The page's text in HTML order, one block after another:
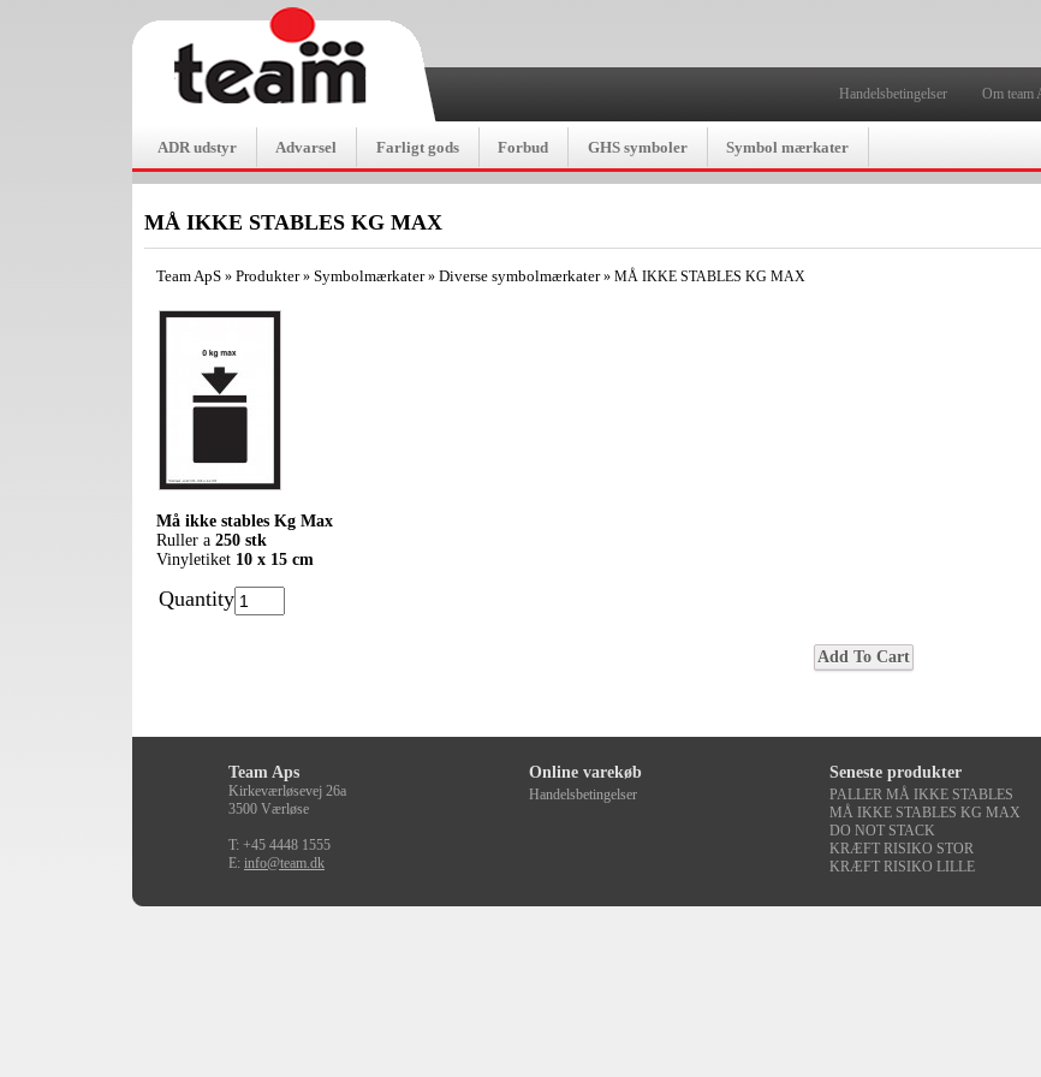
Handelsbetingelser Om team
ADR udstyr Advarsel Farligt gods Forbud GHS symboler Symbol mærkater
MÅ IKKE STABLES KG MAX
Team ApS » Produkter» Symbolmærkater» Diverse symbolmærkater» MÅ IKKE STABLES KG MAX
Må ikke stables Kg Max
Ruller a 250 stk
Vinyletiket 10 x 15 cm
Quantity
Team Aps
Kirkeværløsevej 26a
3500 Værløse
T: +45 4448 1555
E: info@team.dk
Online varekøb
Handelsbetingelser
Seneste produkter
PALLER MÅ IKKE STABLES
MÅ IKKE STABLES KG MAX
DO NOT STACK
KRÆFT RISIKO STOR
KRÆFT RISIKO LILLE